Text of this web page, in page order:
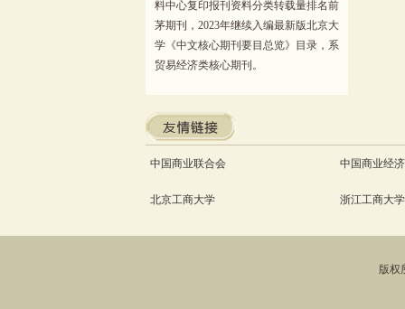
料中心复印报刊资料分类转载量排名前
茅期刊，2023年继续入编最新版北京大
学《中文核心期刊要目总览》目录，系
贸易经济类核心期刊。
中国商业联合会 中国商业经
北京工商大学 浙江工商大学
版